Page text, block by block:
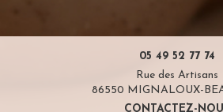
05 49 52 77 74
Rue des Artisans
86550 MIGNALOUX-
CONTACTEZ-